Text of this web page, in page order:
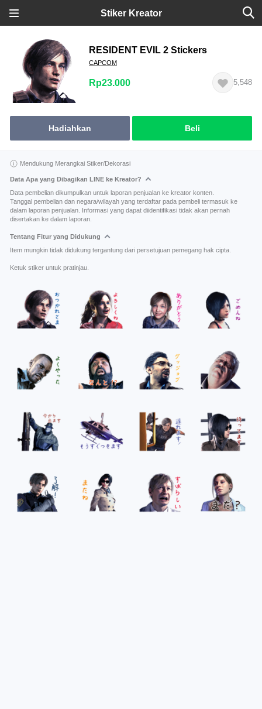
Stiker Kreator
RESIDENT EVIL 2 Stickers
CAPCOM
Rp23.000 5,548
Hadiahkan Beli
Mendukung Merangkai Stiker/Dekorasi
Data Apa yang Dibagikan LINE ke Kreator?
Data pembelian dikumpulkan untuk laporan penjualan ke kreator konten.
Tanggal pembelian dan negara/wilayah yang terdaftar pada pembeli termasuk ke
dalam laporan penjualan. Informasi yang dapat diidentifikasi tidak akan pernah
disertakan ke dalam laporan.
Tentang Fitur yang Didukung
Item mungkin tidak didukung tergantung dari persetujuan pemegang hak cipta.
Ketuk stiker untuk pratinjau.